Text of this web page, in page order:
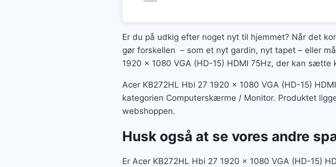
Er du på udkig efter noget nyt til hjemmet? Når det
gør forskellen – som et nyt gardin, nyt tapet – eller
1920 x 1080 VGA (HD-15) HDMI 75Hz, der kan sætte
Acer KB272HL Hbi 27 1920 x 1080 VGA (HD-15)
kategorien Computerskærme / Monitor. Produktet
webshoppen.
Husk også at se vores andre
Er Acer KB272HL Hbi 27 1920 x 1080 VGA (HD-15)